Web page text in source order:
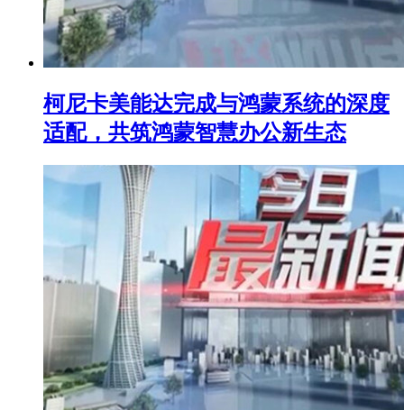
柯尼卡美能达完成与鸿蒙系统的深度
适配，共筑鸿蒙智慧办公新生态